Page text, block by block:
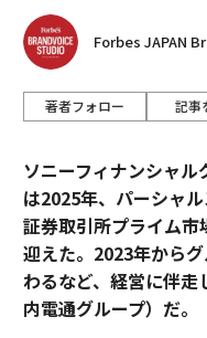
Forbes JAPAN
著者フォロー 記事
ソニーフィナンシャル
は2025年、パーシャ
証券取引所プライム
迎えた。2023年から
わるなど、経営に伴
内電通グループ）だ。